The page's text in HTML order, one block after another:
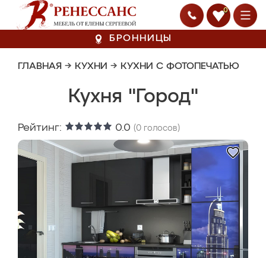
0
БРОННИЦЫ
ГЛАВНАЯ → КУХНИ → КУХНИ С ФОТОПЕЧАТЬЮ
Кухня "Город"
Рейтинг: 0.0 (0 голосов)